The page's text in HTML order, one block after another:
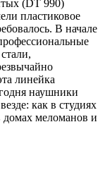
(DT 990)
пластиковое
В начале
линейка
наушники
как в студиях
домах меломанов и